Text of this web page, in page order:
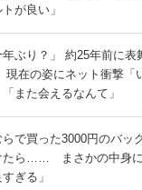
が良い」
年ぶり？」 約25年前に表
現在の姿にネット衝撃「
また会えるなんて」
らで買った3000円のバッ
たら…… まさかの中身に
ぎる」